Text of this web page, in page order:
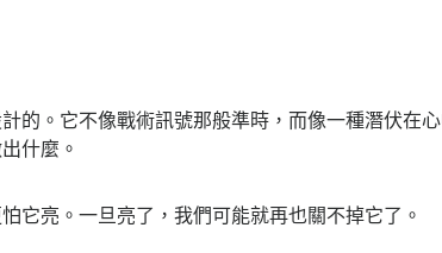
。它不像戰術訊號那般準時，而像一種潛伏在
什麼。
亮。一旦亮了，我們可能就再也關不掉它了。